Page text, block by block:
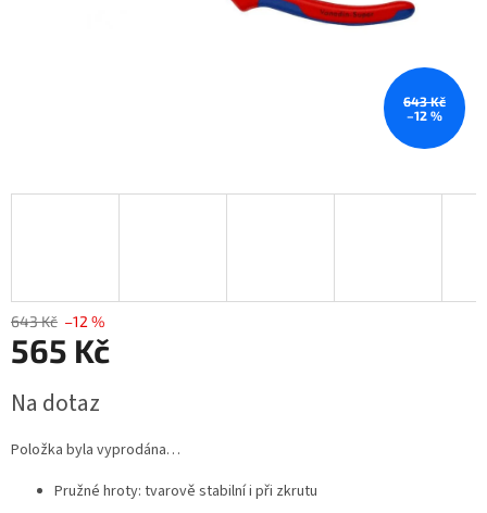
643 Kč
–12 %
643 Kč –12 %
565 Kč
cena:
Na dotaz
Položka byla vyprodána…
Pružné hroty: tvarově stabilní i při zkrutu